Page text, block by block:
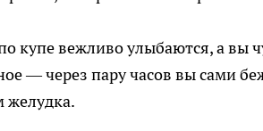
купе вежливо улыбаются, а вы
— через пару часов вы сами
желудка.